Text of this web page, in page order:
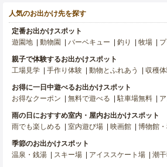
人気のお出かけ先を探す
定番お出かけスポット
遊園地
動物園 バーベキュー 釣り 牧場
親子で体験するお出かけスポット
工場見学
手作り体験 動物とふれあう 収穫
お得に一日中遊べるお出かけスポット
お得なクーポン
無料で遊べる 駐車場無料
雨の日におすすめ室内・屋内お出かけスポット
雨でも楽しめる
室内遊び場 映画館 博物館
季節のお出かけスポット
温泉・銭湯
スキー場 アイススケート場 潮干